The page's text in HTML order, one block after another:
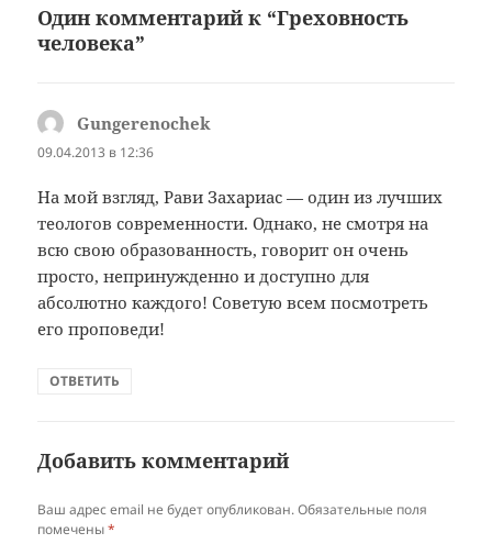
Один комментарий к “Греховность
человека”
Gungerenochek
09.04.2013 в 12:36
На мой взгляд, Рави Захариас — один из лучших
теологов современности. Однако, не смотря на
всю свою образованность, говорит он очень
просто, непринужденно и доступно для
абсолютно каждого! Советую всем посмотреть
его проповеди!
ОТВЕТИТЬ
Добавить комментарий
Ваш адрес email не будет опубликован. Обязательные поля
помечены*